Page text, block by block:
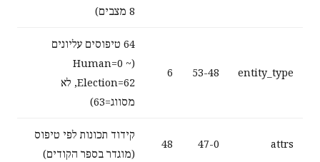
8 מצבים)
entity_type
53-48
6
64 טיפוסים עליונים
(Human=0 ~
Election=62, לא
מסווג=63)
attrs
47-0
48
קידוד תכונות לפי טיפוס
(מוגדר בספר הקודים)